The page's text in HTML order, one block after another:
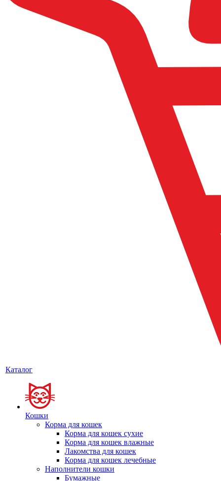
Каталог
Кошки
Корма для кошек
Корма для кошек сухие
Корма для кошек влажные
Лакомства для кошек
Корма для кошек лечебные
Наполнители кошки
Бумажные